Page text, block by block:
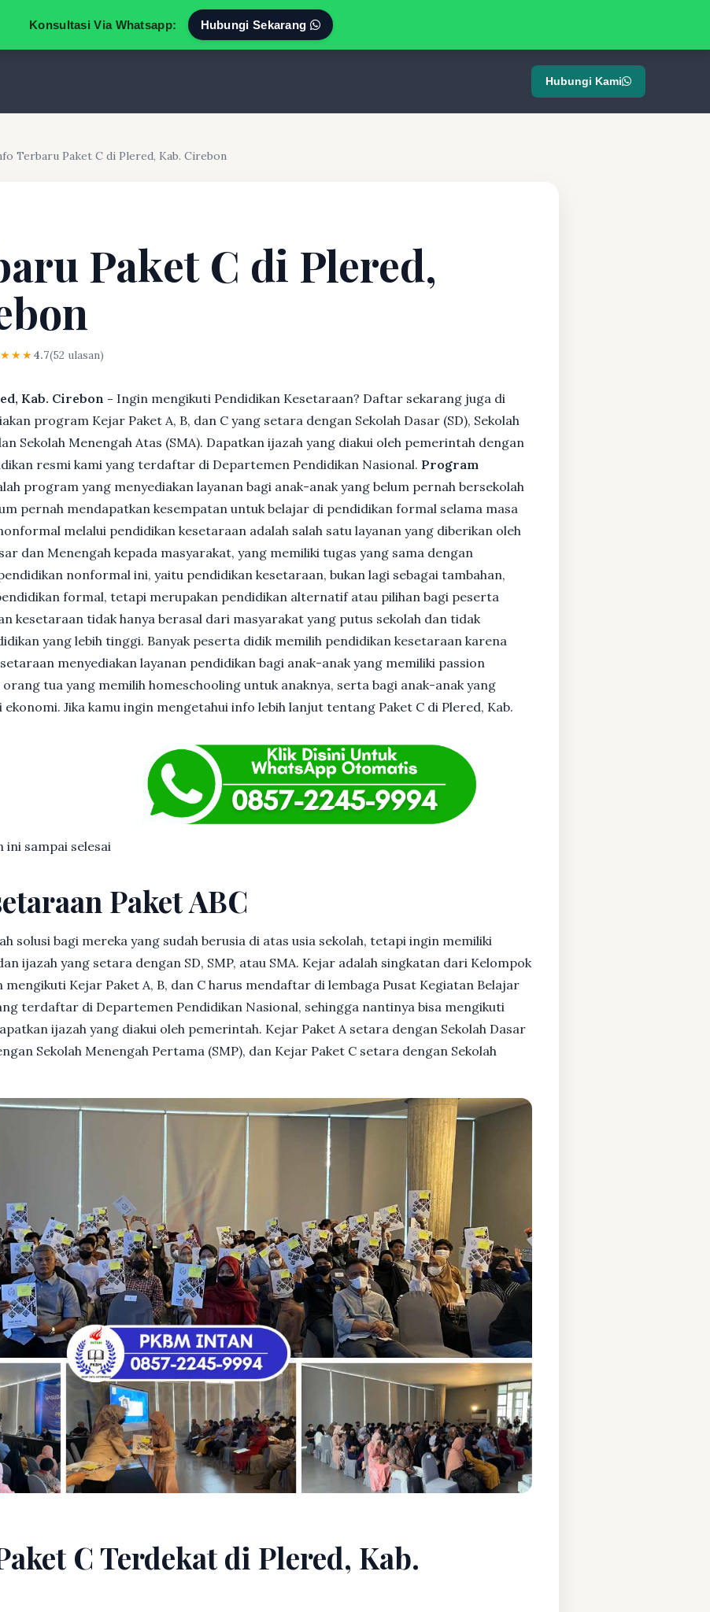
Konsultasi Via Whatsapp: Hubungi Sekarang
Hubungi Kami
Terbaru Paket C di Plered, Kab. Cirebon
Paket C di Plered,
4.7(52 ulasan)
Kab. Cirebon - Ingin mengikuti Pendidikan Kesetaraan? Daftar sekarang juga di
program Kejar Paket A, B, dan C yang setara dengan Sekolah Dasar (SD), Sekolah
Sekolah Menengah Atas (SMA). Dapatkan ijazah yang diakui oleh pemerintah dengan
resmi kami yang terdaftar di Departemen Pendidikan Nasional. Program
program yang menyediakan layanan bagi anak-anak yang belum pernah bersekolah
pernah mendapatkan kesempatan untuk belajar di pendidikan formal selama masa
melalui pendidikan kesetaraan adalah salah satu layanan yang diberikan oleh
dan Menengah kepada masyarakat, yang memiliki tugas yang sama dengan
nonformal ini, yaitu pendidikan kesetaraan, bukan lagi sebagai tambahan,
formal, tetapi merupakan pendidikan alternatif atau pilihan bagi peserta
kesetaraan tidak hanya berasal dari masyarakat yang putus sekolah dan tidak
yang lebih tinggi. Banyak peserta didik memilih pendidikan kesetaraan karena
menyediakan layanan pendidikan bagi anak-anak yang memiliki passion
tua yang memilih homeschooling untuk anaknya, serta bagi anak-anak yang
Jika kamu ingin mengetahui info lebih lanjut tentang Paket C di Plered, Kab.
ini sampai selesai
Paket ABC
solusi bagi mereka yang sudah berusia di atas usia sekolah, tetapi ingin memiliki
ijazah yang setara dengan SD, SMP, atau SMA. Kejar adalah singkatan dari Kelompok
mengikuti Kejar Paket A, B, dan C harus mendaftar di lembaga Pusat Kegiatan Belajar
terdaftar di Departemen Pendidikan Nasional, sehingga nantinya bisa mengikuti
ijazah yang diakui oleh pemerintah. Kejar Paket A setara dengan Sekolah Dasar
Sekolah Menengah Pertama (SMP), dan Kejar Paket C setara dengan Sekolah
C Terdekat di Plered, Kab.